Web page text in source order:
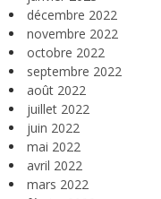
décembre 2022
novembre 2022
octobre 2022
septembre 2022
août 2022
juillet 2022
juin 2022
mai 2022
avril 2022
mars 2022